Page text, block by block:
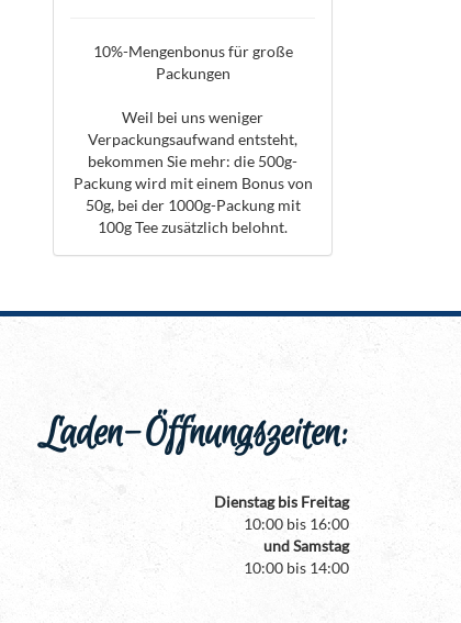
10%-Mengenbonus für große
Packungen
Weil bei uns weniger
Verpackungsaufwand entsteht,
bekommen Sie mehr: die 500g-
Packung wird mit einem Bonus von
50g, bei der 1000g-Packung mit
100g Tee zusätzlich belohnt.
Laden-Öffnungszeiten:
Dienstag bis Freitag
10:00 bis 16:00
und Samstag
10:00 bis 14:00